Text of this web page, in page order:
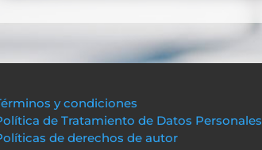
y condiciones
de Tratamiento de Datos Personales
de derechos de autor